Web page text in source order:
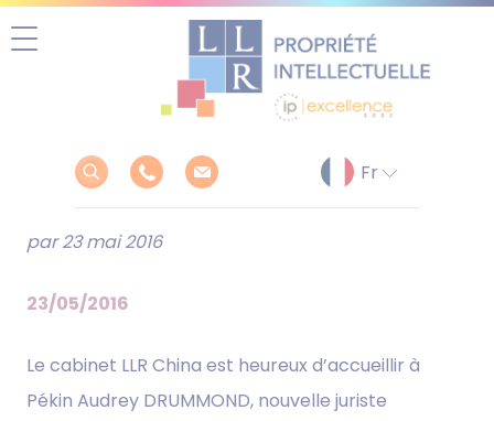
par 23 mai 2016
23/05/2016
Le cabinet LLR China est heureux d’accueillir à
Pékin Audrey DRUMMOND, nouvelle juriste